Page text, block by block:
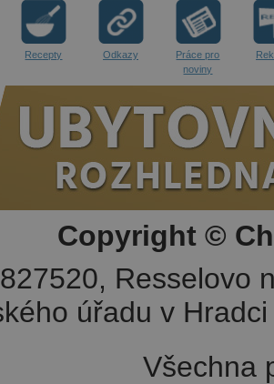
Recepty Odkazy
Práce pro
noviny
Copyright ©
Resselovo
úřadu v
Všechna